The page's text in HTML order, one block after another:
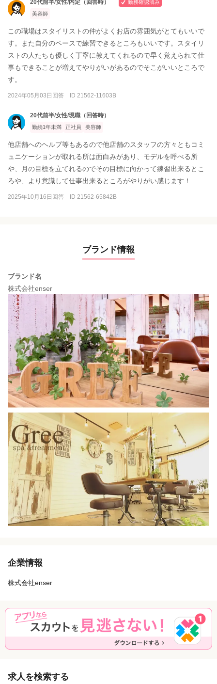
20代前半/女性/内定（回答時）
勤務確認済み
美容師
この職場はスタイリストの仲がよくお店の雰囲気がとてもいいで
す。また自分のペースで練習できるところもいいです。スタイリ
ストの人たちも優しく丁寧に教えてくれるので早く覚えられて仕
事もできることが増えてやりがいがあるのでそこがいいところで
す。
2024年05月03日回答 ID 21562-11603B
20代前半/女性/現職（回答時）
勤続1年未満 正社員 美容師
他店舗へのヘルプ等もあるので他店舗のスタッフの方々ともコミ
ュニケーションが取れる所は面白みがあり、モデルを呼べる所
や、月の目標を立てれるのでその目標に向かって練習出来るとこ
ろや、より意識して仕事出来るところがやりがい感じます！
2025年10月16日回答 ID 21562-65842B
ブランド情報
ブランド名
株式会社enser
企業情報
株式会社enser
求人を検索する